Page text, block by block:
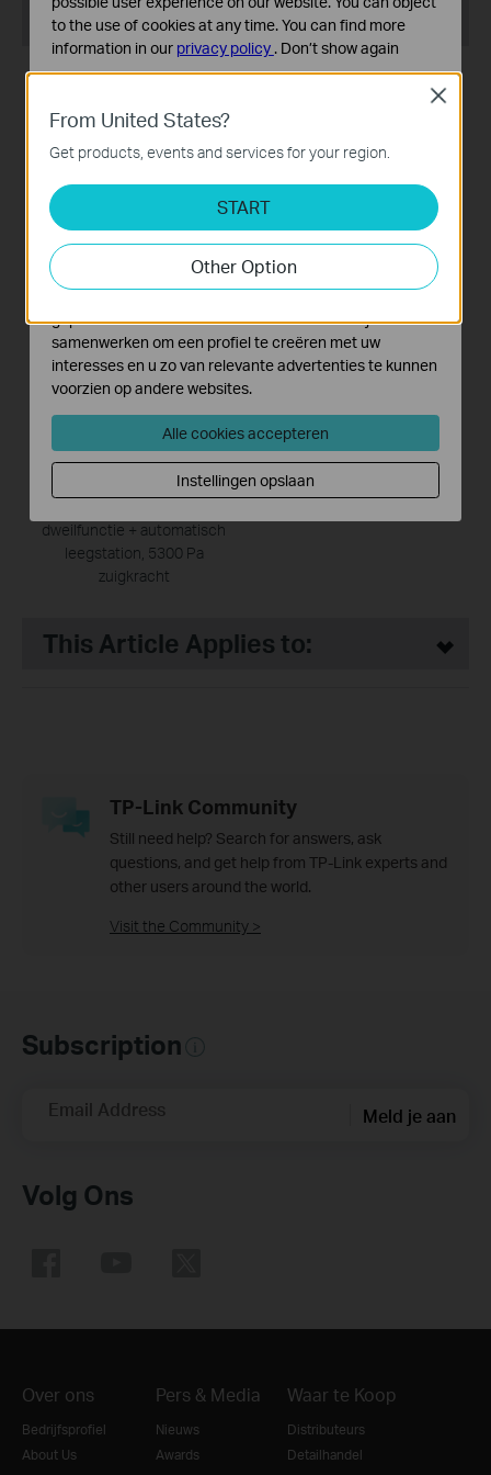
Recommend Products
Tapo RV50 Pro Omni
Robotstofzuiger met dweil +
geavanceerd zelfreinigend
NIEUW
Tapo RV20 Max
MagSlim™ LiDAR-navigatie
robotstofzuiger met
dweilfunctie, 5300 Pa
zuigkracht
Tapo RV20 Max Plus
MagSlim™ LiDAR-navigatie
dweilfunctie + automatisch
leegstation, 5300 Pa
zuigkracht
This Article Applies to:
TP-Link Community
Still need help? Search for answers, ask
questions, and get help from TP-Link experts and
other users around the world.
Visit the Community >
Subscription
Email Address Meld je aan
Volg Ons
Over ons
Bedrijfsprofiel
About Us
Pers & Media
Nieuws
Awards
Waar te Koop
Distributeurs
Detailhandel
From United States?
Get products, events and services for your region.
START
Other Option
Close
to the use of cookies at any time. You can find more
information in our privacy policy . Don’t show again
Deze cookies zijn noodzakelijk voor de werking van de
website en kunnen niet worden uitgeschakeld.
Cookies voor analyse geven ons de mogelijkheid uw
activiteiten op onze website te volgen en zo de
functionaliteit van de website aan te passen en te
verbeteren.
Marketing cookies kunnen op onze website worden
geplaatst door externe adverteerders waar wij mee
samenwerken om een profiel te creëren met uw
interesses en u zo van relevante advertenties te kunnen
voorzien op andere websites.
Alle cookies accepteren
Instellingen opslaan